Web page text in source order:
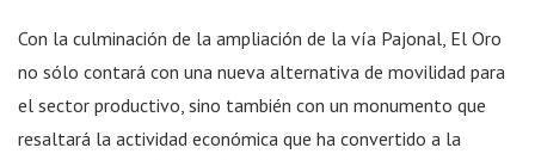
Con la culminación de la ampliación de la vía Pajonal, El Oro
no sólo contará con una nueva alternativa de movilidad para
el sector productivo, sino también con un monumento que
resaltará la actividad económica que ha convertido a la